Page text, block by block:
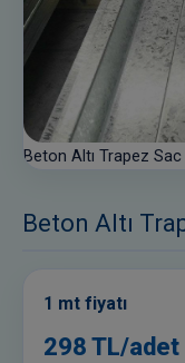
Beton Altı Trapez Sac
Beton Altı
1 mt fiyatı
298 TL/adet